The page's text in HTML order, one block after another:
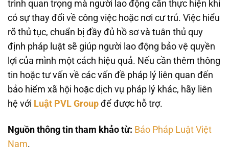
trình quan trọng mà người lao động cần thực hiện khi
có sự thay đổi về công việc hoặc nơi cư trú. Việc hiểu
rõ thủ tục, chuẩn bị đầy đủ hồ sơ và tuân thủ quy
định pháp luật sẽ giúp người lao động bảo vệ quyền
lợi của mình một cách hiệu quả. Nếu cần thêm thông
tin hoặc tư vấn về các vấn đề pháp lý liên quan đến
bảo hiểm xã hội hoặc dịch vụ pháp lý khác, hãy liên
hệ với Luật PVL Group để được hỗ trợ.
Nguồn thông tin tham khảo từ: Báo Pháp Luật Việt
Nam.